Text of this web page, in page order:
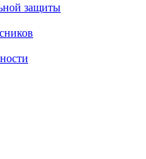
защиты